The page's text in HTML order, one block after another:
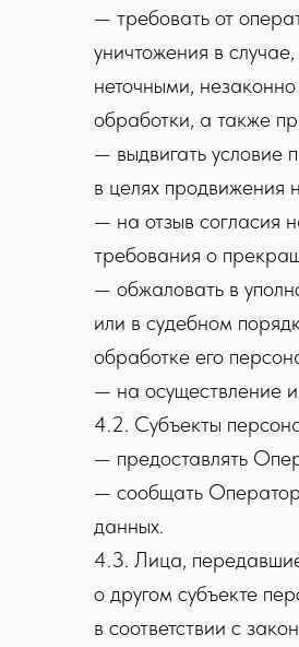
— требовать от
уничтожения в
неточными,
обработки, а также
— выдвигать условие
в целях продвижения
— на отзыв согласия
требования о
— обжаловать в
или в судебном
обработке его
— на осуществление
4.2. Субъекты
— предоставлять
— сообщать
данных.
4.3. Лица,
о другом субъекте
в соответствии с